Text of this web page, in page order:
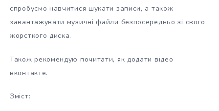
спробуємо навчитися шукати записи, а також
завантажувати музичні файли безпосередньо зі свого
жорсткого диска.
Також рекомендую почитати, як додати відео
вконтакте.
Зміст: